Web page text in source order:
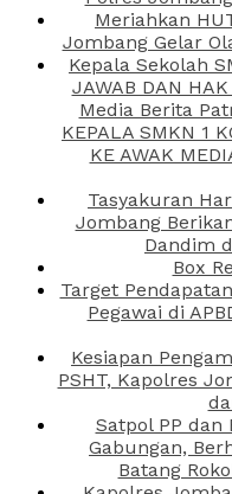
Meriahkan
Jombang Gelar
Kepala Sekolah
JAWAB DAN
Media Berita
KEPALA SMKN 1
KE AWAK
Tasyakuran
Jombang
Dandim
Box
Target
Pegawai di
Kesiapan
PSHT, Kapolres
Satpol PP dan
Gabungan,
Batang